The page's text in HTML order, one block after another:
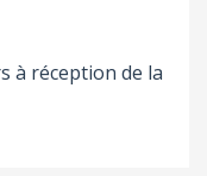
à réception de la